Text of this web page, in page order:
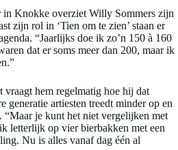
in Knokke overziet Willy Sommers zijn
zijn rol in ‘Tien om te zien’ staan er
“Jaarlijks doe ik zo’n 150 à 160
dat er soms meer dan 200, maar ik
hem regelmatig hoe hij dat
generatie artiesten treedt minder op en
“Maar je kunt het niet vergelijken met
letterlijk op vier bierbakken met een
Nu is alles vanaf dag één al